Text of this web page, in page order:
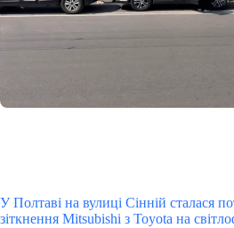
У Полтаві на вулиці Сінній сталася
зіткнення Mitsubishi з Toyota на